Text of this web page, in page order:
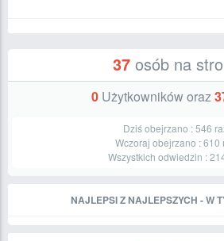
37osób na
0 Użytkowników oraz
Dziś obejrzano :546
Wczoraj obejrzano :610
Wszystkich odwiedzin :
NAJLEPSI Z NAJLEPSZYCH - W